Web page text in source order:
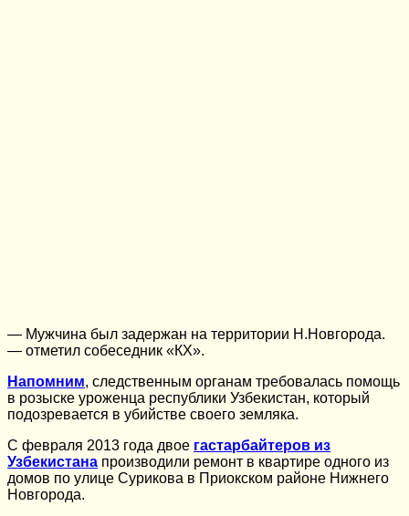
— Мужчина был задержан на территории Н.Новгорода.
— отметил собеседник «КХ».
Напомним, следственным органам требовалась помощь
в розыске уроженца республики Узбекистан, который
подозревается в убийстве своего земляка.
С февраля 2013 года двое гастарбайтеров из
Узбекистана производили ремонт в квартире одного из
домов по улице Сурикова в Приокском районе Нижнего
Новгорода.